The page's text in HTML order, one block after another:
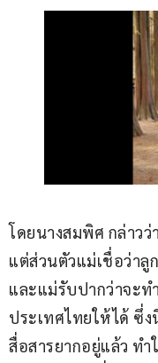
โดยนางสมพิศ กล่าวว่
แต่ส่วนตัวแม่เชื่อว่า
และแม่รับปากว่าจะ
ประเทศไทยให้ได้ ซึ่
สื่อสารยากอยู่แล้ว ท